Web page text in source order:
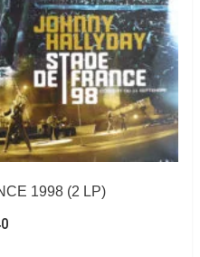
1998 (2 LP)